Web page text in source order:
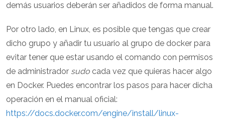
demás usuarios deberán ser añadidos de forma manual.
Por otro lado, en Linux, es posible que tengas que crear
dicho grupo y añadir tu usuario al grupo de docker para
evitar tener que estar usando el comando con permisos
de administrador sudo cada vez que quieras hacer algo
en Docker. Puedes encontrar los pasos para hacer dicha
operación en el manual oficial:
https://docs.docker.com/engine/install/linux-